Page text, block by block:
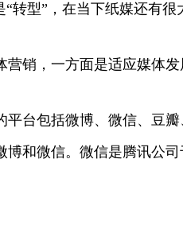
“转型”，在当下纸媒还有
营销，一方面是适应媒体
平台包括微博、微信、豆
博和微信。微信是腾讯公